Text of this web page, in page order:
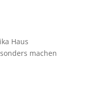
Haus
machen